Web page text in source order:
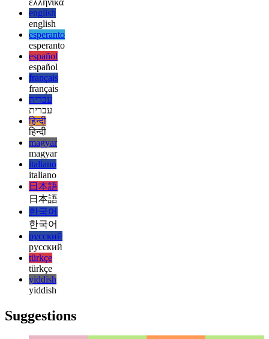
deutsch
deutsch
ελληνικά
ελληνικά
english
english
esperanto
esperanto
español
español
français
français
עברית
עברית
हिन्दी
हिन्दी
magyar
magyar
italiano
italiano
日本語
日本語
한국어
한국어
русский
русский
türkçe
yiddish
yiddish